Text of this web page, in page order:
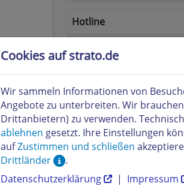
Hotline
24/7 Hotline
Cookies auf strato.de
Wir sammeln Informationen von
Angebote zu unterbreiten. Wir
Drittanbietern) zu verwenden.
ablehnen gesetzt. Ihre Einstellungen
aufZustimmen und schließen
Drittländer
.
Datenschutzerklärung
| Impressum